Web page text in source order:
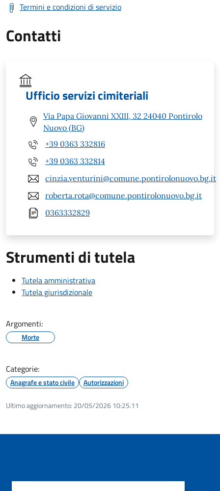
Termini e condizioni di servizio
Contatti
Ufficio servizi cimiteriali
Via Papa Giovanni XXIII, 32 24040 Pontirolo
Nuovo (BG)
+39 0363 332816
+39 0363 332814
cinzia.venturini@comune.pontirolonuovo.bg.it
roberta.rota@comune.pontirolonuovo.bg.it
0363332829
Strumenti di tutela
Tutela amministrativa
Tutela giurisdizionale
Argomenti:
Morte
Categorie:
Anagrafe e stato civile Autorizzazioni
Ultimo aggiornamento: 20/05/2026 10:25.11